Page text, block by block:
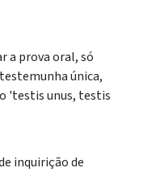
a prova oral, só
única,
'testis unus, testis
inquirição de